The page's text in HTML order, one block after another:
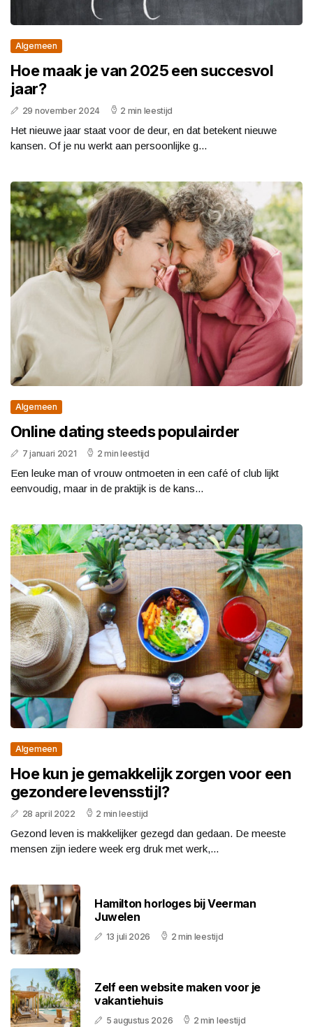
Algemeen
Hoe maak je van 2025 een succesvol
jaar?
29 november 2024 2 min leestijd
Het nieuwe jaar staat voor de deur, en dat betekent nieuwe
kansen. Of je nu werkt aan persoonlijke g...
Algemeen
Online dating steeds populairder
7 januari 2021 2 min leestijd
Een leuke man of vrouw ontmoeten in een café of club lijkt
eenvoudig, maar in de praktijk is de kans...
Algemeen
Hoe kun je gemakkelijk zorgen voor een
gezondere levensstijl?
28 april 2022 2 min leestijd
Gezond leven is makkelijker gezegd dan gedaan. De meeste
mensen zijn iedere week erg druk met werk,...
Hamilton horloges bij Veerman
Juwelen
13 juli 2026 2 min leestijd
Zelf een website maken voor je
vakantiehuis
5 augustus 2026 2 min leestijd